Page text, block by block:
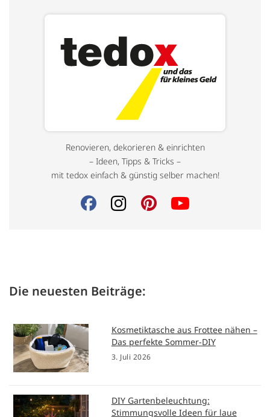
Renovieren, dekorieren & einrichten
– Ideen, Tipps & Tricks –
mit tedox einfach & günstig selber machen!
Die neuesten Beiträge:
Kosmetiktasche aus Frottee nähen –
Das perfekte Sommer-DIY
3. Juli 2026
DIY Gartenbeleuchtung:
Stimmungsvolle Ideen für laue